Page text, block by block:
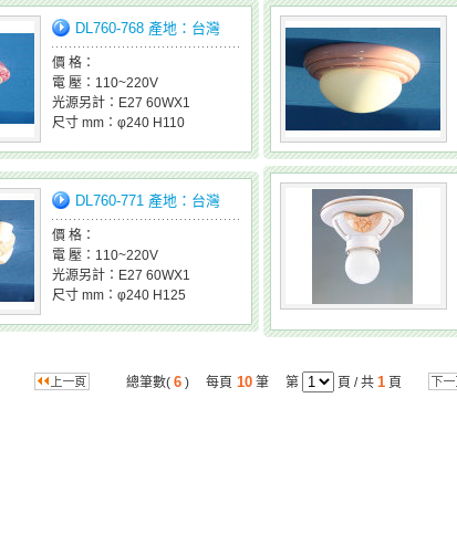
DL760-768 產地：台灣
價 格：
電 壓：110~220V
光源另計：E27 60WX1
尺寸 mm：φ240 H110
DL760-771 產地：台灣
價 格：
電 壓：110~220V
光源另計：E27 60WX1
尺寸 mm：φ240 H125
總筆數( 6) 每頁 10筆 第 頁 / 共 1頁